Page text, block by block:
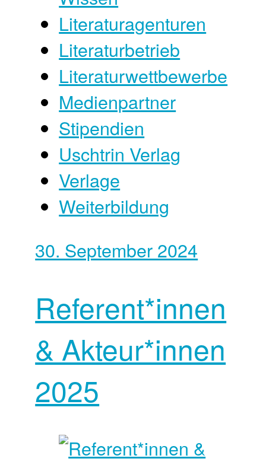
Literaturagenturen
Literaturbetrieb
Literaturwettbewerbe
Medienpartner
Stipendien
Uschtrin Verlag
Verlage
Weiterbildung
30. September 2024
Referent*innen
& Akteur*innen
2025